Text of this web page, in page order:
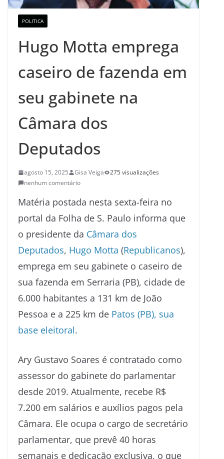
POLITICA
Hugo Motta emprega
caseiro de fazenda em
seu gabinete na
Câmara dos
Deputados
agosto 15, 2025 Gisa Veiga
275 visualizações
nenhum comentário
Matéria postada nesta sexta-feira no
portal da Folha de S. Paulo informa que
o presidente da Câmara dos
Deputados, Hugo Motta (Republicanos),
emprega em seu gabinete o caseiro de
sua fazenda em Serraria (PB), cidade de
6.000 habitantes a 131 km de João
Pessoa e a 225 km de Patos (PB), sua
base eleitoral.
Ary Gustavo Soares é contratado como
assessor do gabinete do parlamentar
desde 2019. Atualmente, recebe R$
7.200 em salários e auxílios pagos pela
Câmara. Ele ocupa o cargo de secretário
parlamentar, que prevê 40 horas
semanais e dedicação exclusiva, o que